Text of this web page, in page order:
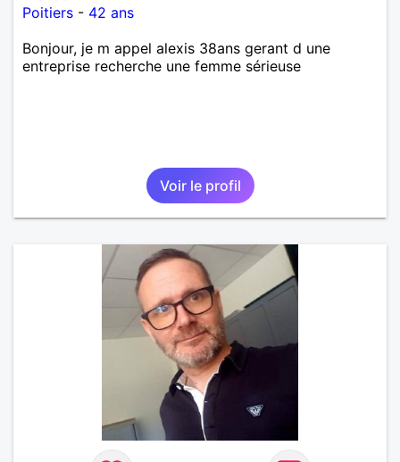
Poitiers - 42 ans
Bonjour, je m appel alexis 38ans gerant d une
entreprise recherche une femme sérieuse
Voir le profil